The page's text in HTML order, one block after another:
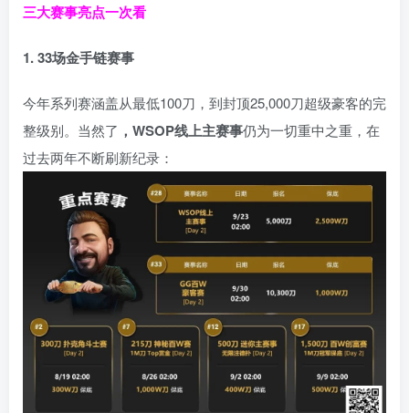
三大赛事亮点一次看
1. 33场金手链赛事
今年系列赛涵盖从最低100刀，到封顶25,000刀超级豪客的完
整级别。当然了 ，WSOP线上主赛事仍为一切重中之重，在
过去两年不断刷新纪录：